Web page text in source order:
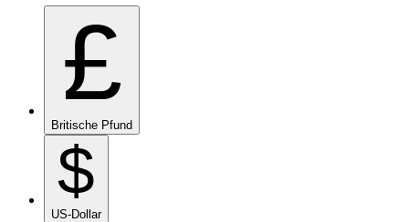
£
Britische Pfund
$
US-Dollar